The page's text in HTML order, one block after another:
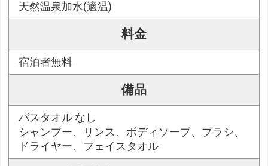
天然温泉加水(適温)
料金
宿泊者無料
備品
バスタオル なし
シャンプー、リンス、ボディソープ、ブラシ、
ドライヤー、フェイスタオル